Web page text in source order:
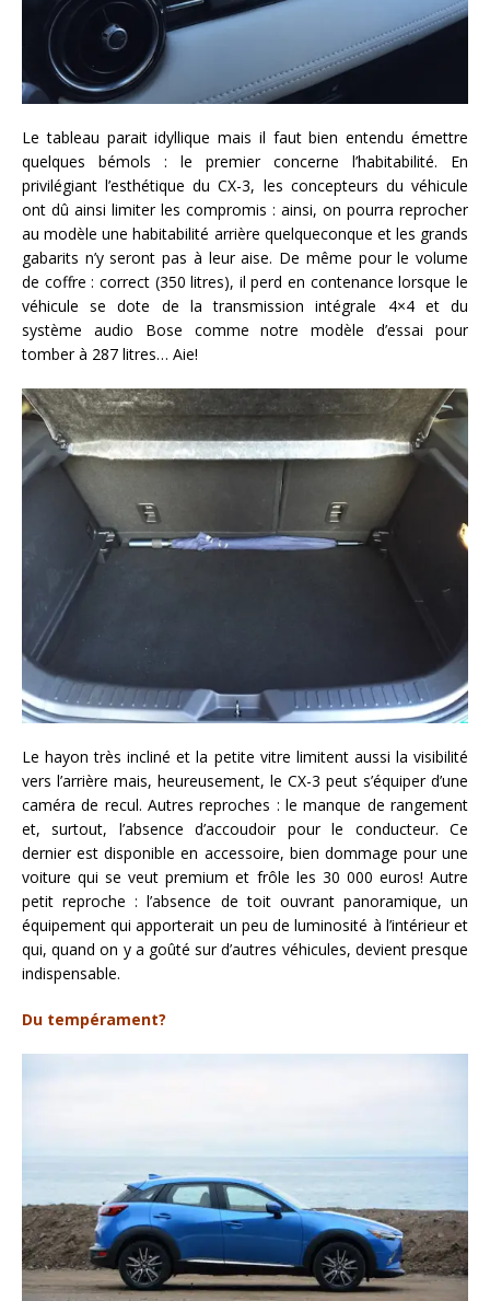
Le tableau parait idyllique mais il faut bien entendu émettre
quelques bémols : le premier concerne l’habitabilité. En
privilégiant l’esthétique du CX-3, les concepteurs du véhicule
ont dû ainsi limiter les compromis : ainsi, on pourra reprocher
au modèle une habitabilité arrière quelqueconque et les grands
gabarits n’y seront pas à leur aise. De même pour le volume
de coffre : correct (350 litres), il perd en contenance lorsque le
véhicule se dote de la transmission intégrale 4×4 et du
système audio Bose comme notre modèle d’essai pour
tomber à 287 litres… Aie!
Le hayon très incliné et la petite vitre limitent aussi la visibilité
vers l’arrière mais, heureusement, le CX-3 peut s’équiper d’une
caméra de recul. Autres reproches : le manque de rangement
et, surtout, l’absence d’accoudoir pour le conducteur. Ce
dernier est disponible en accessoire, bien dommage pour une
voiture qui se veut premium et frôle les 30 000 euros! Autre
petit reproche : l’absence de toit ouvrant panoramique, un
équipement qui apporterait un peu de luminosité à l’intérieur et
qui, quand on y a goûté sur d’autres véhicules, devient presque
indispensable.
Du tempérament?